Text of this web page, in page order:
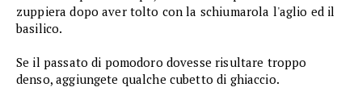
zuppiera dopo aver tolto con la schiumarola l'aglio ed il
basilico.
Se il passato di pomodoro dovesse risultare troppo
denso, aggiungete qualche cubetto di ghiaccio.